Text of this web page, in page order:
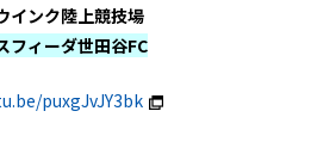
インク陸上競技場
ィーダ世田谷FC
puxgJvJY3bk